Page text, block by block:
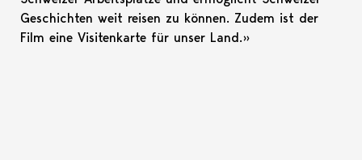
Geschichten weit reisen zu können. Zudem ist der
Film eine Visitenkarte für unser Land.»